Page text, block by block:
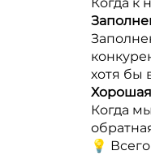
хотя бы
Когда
💡